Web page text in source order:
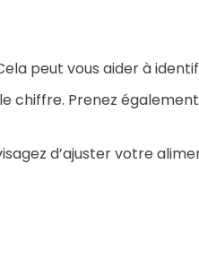
peut vous aider à
chiffre. Prenez
d’ajuster votre